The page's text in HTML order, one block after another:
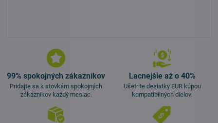
99% spokojných zákazníkov
Pridajte sa k stovkám spokojných
zákazníkov každý mesiac.
Lacnejšie až o 40%
Ušetrite desiatky EUR kúpou
kompatibilných dielov.